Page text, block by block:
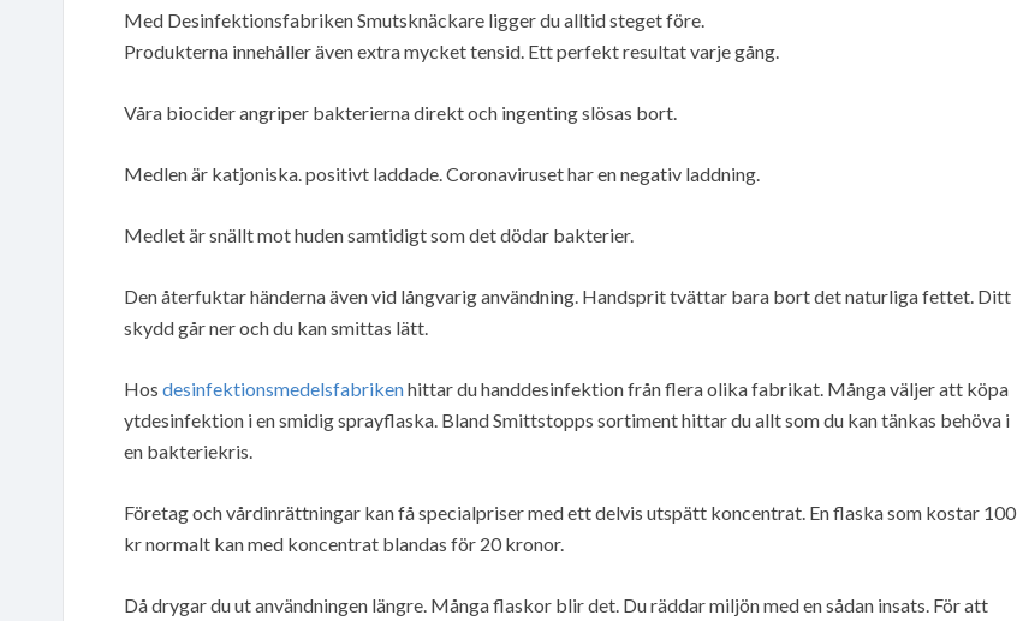
Med Desinfektionsfabriken Smutsknäckare ligger du alltid steget före.
Produkterna innehåller även extra mycket tensid. Ett perfekt resultat varje gång.
Våra biocider angriper bakterierna direkt och ingenting slösas bort.
Medlen är katjoniska. positivt laddade. Coronaviruset har en negativ laddning.
Medlet är snällt mot huden samtidigt som det dödar bakterier.
Den återfuktar händerna även vid långvarig användning. Handsprit tvättar bara bort det naturliga fettet. Ditt
skydd går ner och du kan smittas lätt.
Hos desinfektionsmedelsfabrikenhittar du handdesinfektion från flera olika fabrikat. Många väljer att köpa
ytdesinfektion i en smidig sprayflaska. Bland Smittstopps sortiment hittar du allt som du kan tänkas behöva i
en bakteriekris.
Företag och vårdinrättningar kan få specialpriser med ett delvis utspätt koncentrat. En flaska som kostar 100
kr normalt kan med koncentrat blandas för 20 kronor.
Då drygar du ut användningen längre. Många flaskor blir det. Du räddar miljön med en sådan insats. För att